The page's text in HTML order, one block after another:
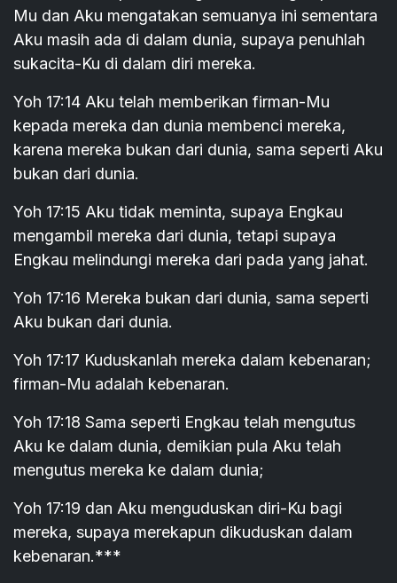
Mu dan Aku mengatakan semuanya ini sementara
Aku masih ada di dalam dunia, supaya penuhlah
sukacita-Ku di dalam diri mereka.
Yoh 17:14 Aku telah memberikan firman-Mu
kepada mereka dan dunia membenci mereka,
karena mereka bukan dari dunia, sama seperti Aku
bukan dari dunia.
Yoh 17:15 Aku tidak meminta, supaya Engkau
mengambil mereka dari dunia, tetapi supaya
Engkau melindungi mereka dari pada yang jahat.
Yoh 17:16 Mereka bukan dari dunia, sama seperti
Aku bukan dari dunia.
Yoh 17:17 Kuduskanlah mereka dalam kebenaran;
firman-Mu adalah kebenaran.
Yoh 17:18 Sama seperti Engkau telah mengutus
Aku ke dalam dunia, demikian pula Aku telah
mengutus mereka ke dalam dunia;
Yoh 17:19 dan Aku menguduskan diri-Ku bagi
mereka, supaya merekapun dikuduskan dalam
kebenaran.***